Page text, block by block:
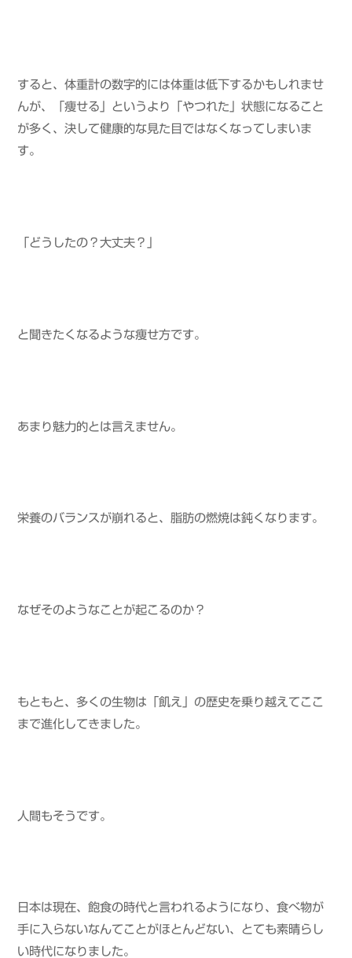
すると、体重計の数字的には体重は低下するかもしれませ
んが、「痩せる」というより「やつれた」状態になること
が多く、決して健康的な見た目ではなくなってしまいま
す。
「どうしたの？大丈夫？」
と聞きたくなるような痩せ方です。
あまり魅力的とは言えません。
栄養のバランスが崩れると、脂肪の燃焼は鈍くなります。
なぜそのようなことが起こるのか？
もともと、多くの生物は「飢え」の歴史を乗り越えてここ
まで進化してきました。
人間もそうです。
日本は現在、飽食の時代と言われるようになり、食べ物が
手に入らないなんてことがほとんどない、とても素晴らし
い時代になりました。